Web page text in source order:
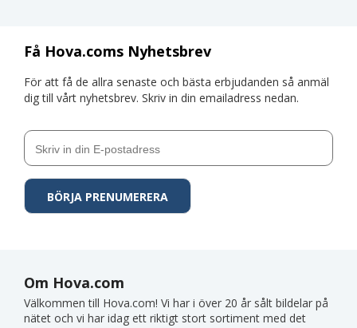
Få Hova.coms Nyhetsbrev
För att få de allra senaste och bästa erbjudanden så anmäl
dig till vårt nyhetsbrev. Skriv in din emailadress nedan.
Om Hova.com
Välkommen till Hova.com! Vi har i över 20 år sålt bildelar på
nätet och vi har idag ett riktigt stort sortiment med det